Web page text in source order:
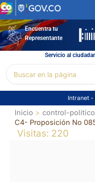
Ir
al
contenidoEncuentra tu
Representante
Servicio al
por:
Intranet -
Inicio
control-politico
C4- Proposición No
Visitas: 220